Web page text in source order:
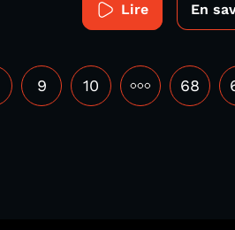
Lire En
9 10 ••• 68